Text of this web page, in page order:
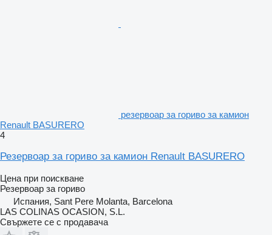
резервоар за гориво за камион
Renault BASURERO
4
Резервоар за гориво за камион Renault BASURERO
Цена при поискване
Резервоар за гориво
Испания, Sant Pere Molanta, Barcelona
LAS COLINAS OCASION, S.L.
Свържете се с продавача